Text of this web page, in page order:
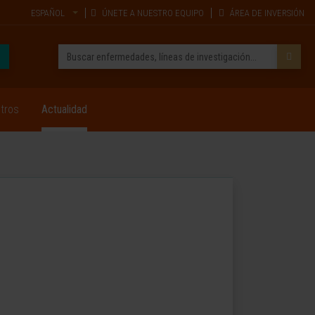
ESPAÑOL ÚNETE A NUESTRO EQUIPO ÁREA DE INVERSIÓN
Actualidad